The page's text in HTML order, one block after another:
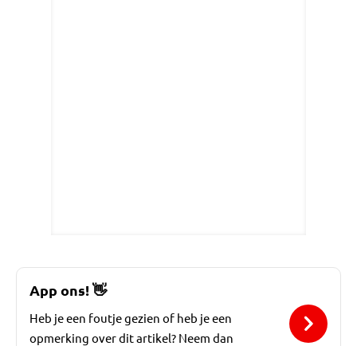
App ons! 👋
Heb je een foutje gezien of heb je een
opmerking over dit artikel? Neem dan